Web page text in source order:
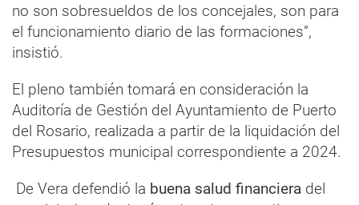
no son sobresueldos de los concejales, son para
el funcionamiento diario de las formaciones”,
insistió.
El pleno también tomará en consideración la
Auditoría de Gestión del Ayuntamiento de Puerto
del Rosario, realizada a partir de la liquidación del
Presupuestos municipal correspondiente a 2024.
De Vera defendió la buena salud financiera del